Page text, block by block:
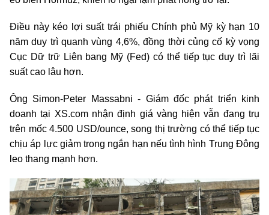
Điều này kéo lợi suất trái phiếu Chính phủ Mỹ kỳ hạn 10
năm duy trì quanh vùng 4,6%, đồng thời củng cố kỳ vọng
Cục Dữ trữ Liên bang Mỹ (Fed) có thể tiếp tục duy trì lãi
suất cao lâu hơn.
Ông Simon-Peter Massabni - Giám đốc phát triển kinh
doanh tại XS.com nhận định giá vàng hiện vẫn đang trụ
trên mốc 4.500 USD/ounce, song thị trường có thể tiếp tục
chịu áp lực giảm trong ngắn hạn nếu tình hình Trung Đông
leo thang mạnh hơn.